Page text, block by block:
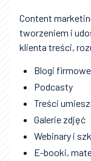
Content
tworzeniem i
klienta treści,
Blogi firmowe
Podcasty
Treści
Galerie zdjęć
Webinary i
E-booki,